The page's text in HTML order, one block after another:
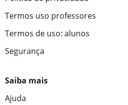
Termos uso professores
Termos de uso: alunos
Segurança
Saiba mais
Ajuda